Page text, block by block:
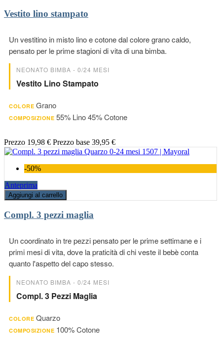
Vestito lino stampato
Un vestitino in misto lino e cotone dal colore grano caldo,
pensato per le prime stagioni di vita di una bimba.
NEONATO BIMBA - 0/24 MESI
Vestito Lino Stampato
COLORE Grano
COMPOSIZIONE 55% Lino 45% Cotone
Prezzo 19,98 € Prezzo base 39,95 €
-50%
Anteprima
Aggiungi al carrello
Compl. 3 pezzi maglia
Un coordinato in tre pezzi pensato per le prime settimane e i
primi mesi di vita, dove la praticità di chi veste il bebè conta
quanto l'aspetto del capo stesso.
NEONATO BIMBA - 0/24 MESI
Compl. 3 Pezzi Maglia
COLORE Quarzo
COMPOSIZIONE 100% Cotone